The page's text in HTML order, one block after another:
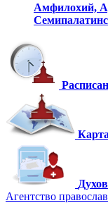
Амфилохий,
Агентство